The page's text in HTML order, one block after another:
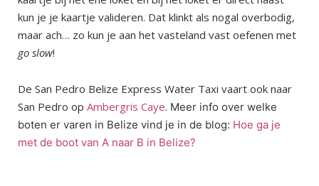
kun je je kaartje valideren. Dat klinkt als nogal overbodig,
maar ach… zo kun je aan het vasteland vast oefenen met
go slow!
De San Pedro Belize Express Water Taxi vaart ook naar
San Pedro op Ambergris Caye. Meer info over welke
boten er varen in Belize vind je in de blog: Hoe ga je
met de boot van A naar B in Belize?